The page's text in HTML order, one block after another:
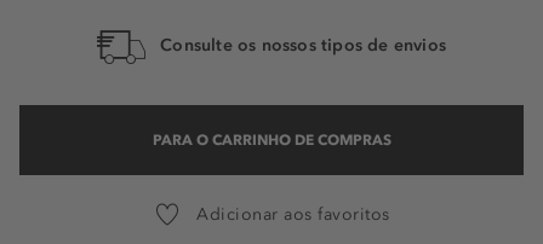
Consulte os nossos tipos de envios
PARA O CARRINHO DE COMPRAS
Adicionar aos favoritos